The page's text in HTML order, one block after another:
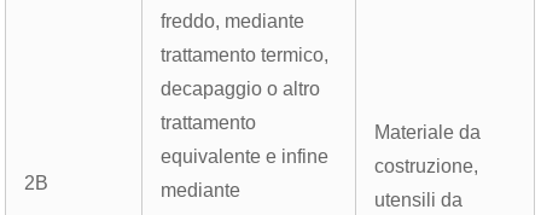
2B
freddo, mediante
trattamento termico,
decapaggio o altro
trattamento
equivalente e infine
mediante
Materiale da
costruzione,
utensili da